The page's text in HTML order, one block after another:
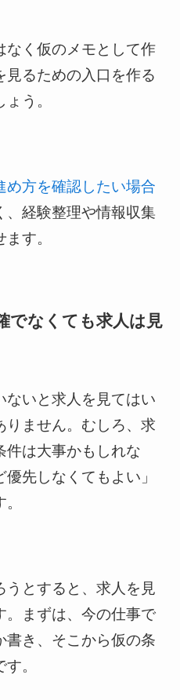
なく仮のメモとして作
見るための入口を作る
う。
め方を確認したい場合
、経験整理や情報収集
す。
でなくても求人は見
ないと求人を見てはい
りません。むしろ、求
件は大事かもしれな
先しなくてもよい」
うとすると、求人を見
。まずは、今の仕事で
書き、そこから仮の条
。